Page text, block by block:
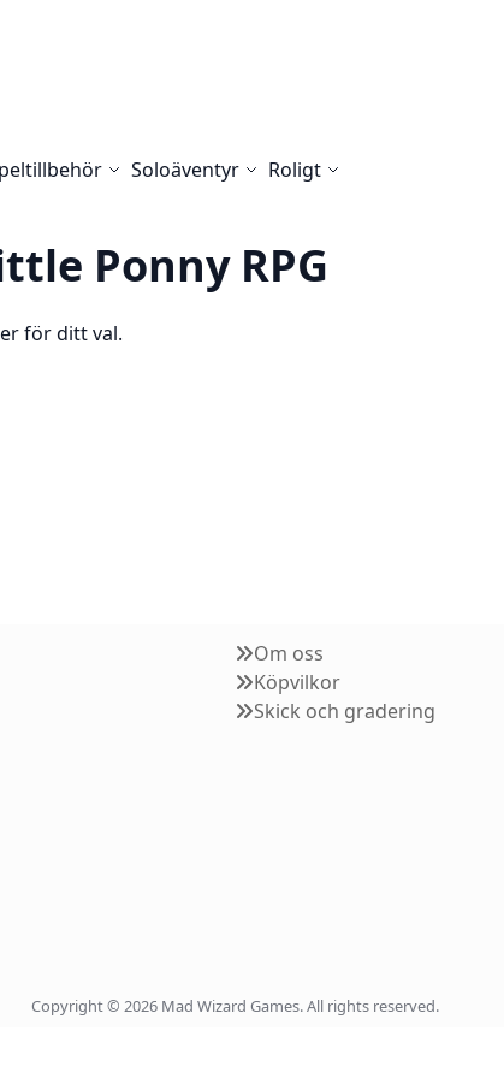
Soloäventyr
Roligt
Ponny RPG
för ditt val.
Om oss
Köpvilkor
Skick och gradering
Copyright © 2026 Mad Wizard Games. All rights reserved.